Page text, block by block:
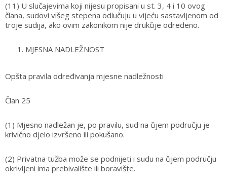
(11) U slučajevima koji nijesu propisani u st. 3, 4 i 10 ovog
člana, sudovi višeg stepena odlučuju u vijeću sastavljenom od
troje sudija, ako ovim zakonikom nije drukčije određeno.
MJESNA NADLEŽNOST
Opšta pravila određivanja mjesne nadležnosti
Član 25
(1) Mjesno nadležan je, po pravilu, sud na čijem području je
krivično djelo izvršeno ili pokušano.
(2) Privatna tužba može se podnijeti i sudu na čijem području
okrivljeni ima prebivalište ili boravište.